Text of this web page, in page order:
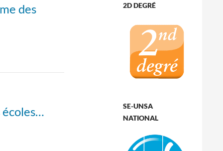
des
écoles…
2D DEGRÉ
SE-UNSA
NATIONAL